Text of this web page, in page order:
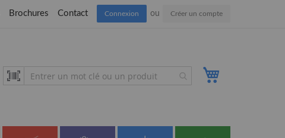
Brochures Contact Connexion Créer un compte